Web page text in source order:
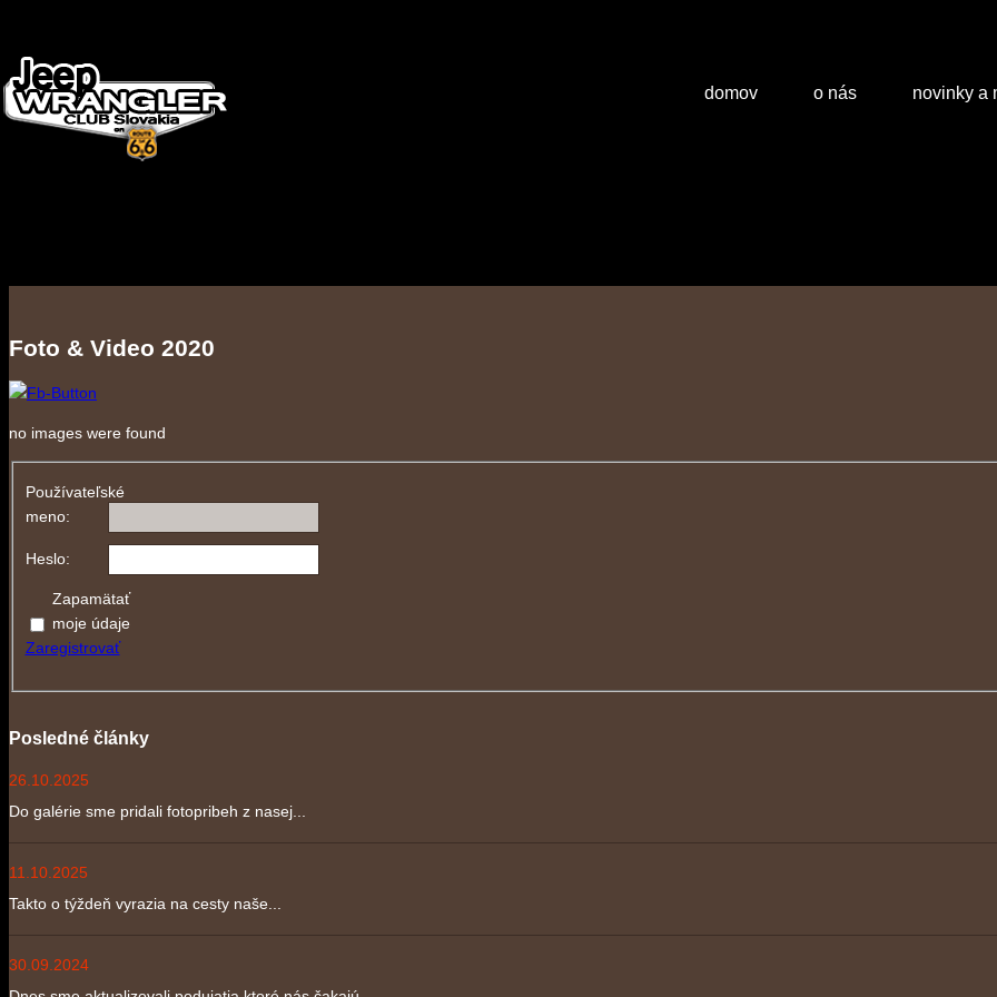
domov o nás novinky a
Foto & Video 2020
no images were found
Používateľské
meno:
Heslo:
Zapamätať
moje údaje
Zaregistrovať
Posledné články
26.10.2025
Do galérie sme pridali fotopribeh z nasej...
11.10.2025
Takto o týždeň vyrazia na cesty naše...
30.09.2024